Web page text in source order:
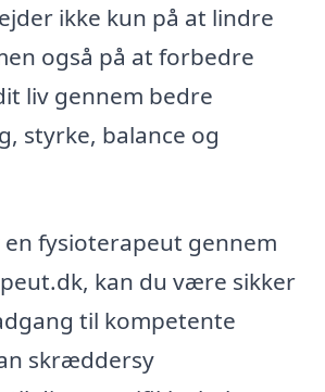
ikke kun på at lindre
også på at forbedre
liv gennem bedre
styrke, balance og
fysioterapeut gennem
kan du være sikker
til kompetente
skræddersy